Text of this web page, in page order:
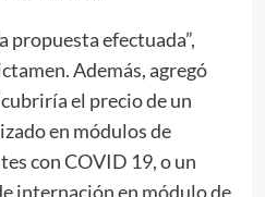
propuesta efectuada”,
Además, agregó
el precio de un
en módulos de
con COVID 19, o un
internación en módulo de